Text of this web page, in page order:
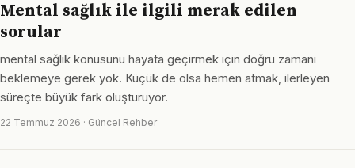
Mental sağlık ile ilgili merak edilen
sorular
mental sağlık konusunu hayata geçirmek için doğru zamanı
beklemeye gerek yok. Küçük de olsa hemen atmak, ilerleyen
süreçte büyük fark oluşturuyor.
22 Temmuz 2026 · Güncel Rehber